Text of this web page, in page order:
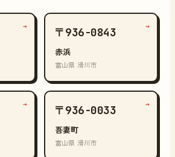
→ 〒936-0843
赤浜
富山県 滑川市
→
→ 〒936-0033
吾妻町
富山県 滑川市
→